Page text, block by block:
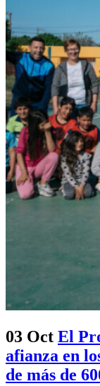
03 Oct El
afianza en
de más de